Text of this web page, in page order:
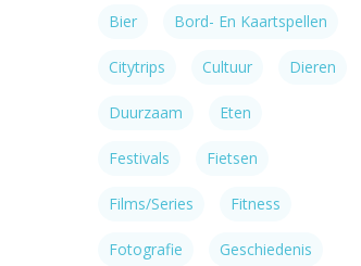
Bier Bord- En Kaartspellen
Citytrips Cultuur Dieren
Duurzaam Eten
Festivals Fietsen
Films/series Fitness
Fotografie Geschiedenis